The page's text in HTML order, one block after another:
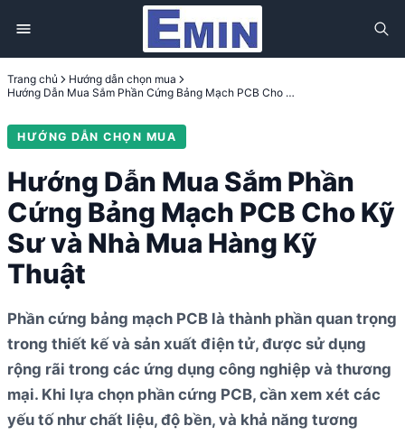
Trang chủ
Hướng dẫn chọn mua
Hướng Dẫn Mua Sắm Phần Cứng Bảng Mạch PCB Cho Kỹ Sư và Nhà Mua Hàng Kỹ Thuật
HƯỚNG DẪN CHỌN MUA
Hướng Dẫn Mua Sắm Phần
Cứng Bảng Mạch PCB Cho Kỹ
Sư và Nhà Mua Hàng Kỹ
Thuật
Phần cứng bảng mạch PCB là thành phần quan trọng
trong thiết kế và sản xuất điện tử, được sử dụng
rộng rãi trong các ứng dụng công nghiệp và thương
mại. Khi lựa chọn phần cứng PCB, cần xem xét các
yếu tố như chất liệu, độ bền, và khả năng tương